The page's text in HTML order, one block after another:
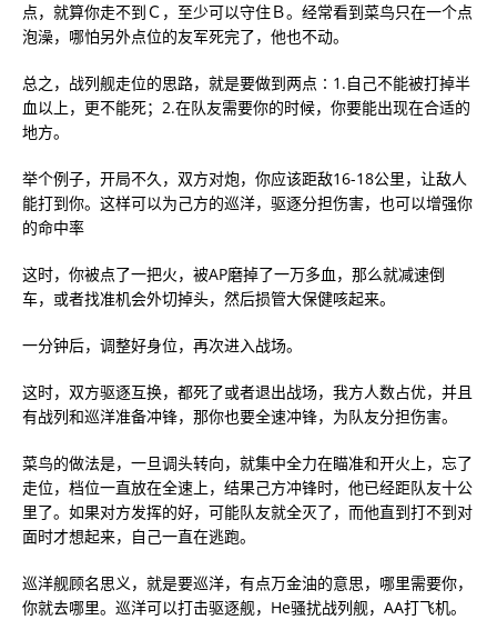
点，就算你走不到Ｃ，至少可以守住Ｂ。经常看到菜鸟只在一个点
泡澡，哪怕另外点位的友军死完了，他也不动。
总之，战列舰走位的思路，就是要做到两点∶1.自己不能被打掉半
血以上，更不能死；2.在队友需要你的时候，你要能出现在合适的
地方。
举个例子，开局不久，双方对炮，你应该距敌16-18公里，让敌人
能打到你。这样可以为己方的巡洋，驱逐分担伤害，也可以增强你
的命中率
这时，你被点了一把火，被AP磨掉了一万多血，那么就减速倒
车，或者找准机会外切掉头，然后损管大保健咳起来。
一分钟后，调整好身位，再次进入战场。
这时，双方驱逐互换，都死了或者退出战场，我方人数占优，并且
有战列和巡洋准备冲锋，那你也要全速冲锋，为队友分担伤害。
菜鸟的做法是，一旦调头转向，就集中全力在瞄准和开火上，忘了
走位，档位一直放在全速上，结果己方冲锋时，他已经距队友十公
里了。如果对方发挥的好，可能队友就全灭了，而他直到打不到对
面时才想起来，自己一直在逃跑。
巡洋舰顾名思义，就是要巡洋，有点万金油的意思，哪里需要你，
你就去哪里。巡洋可以打击驱逐舰，He骚扰战列舰，AA打飞机。